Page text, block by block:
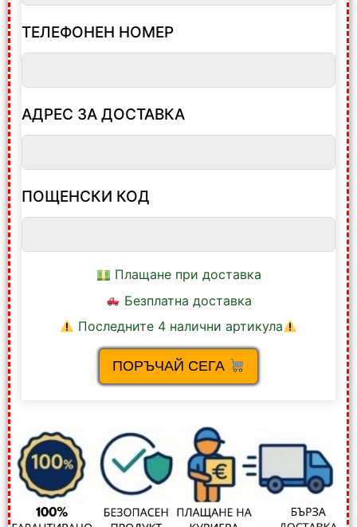
ТЕЛЕФОНЕН НОМЕР
АДРЕС ЗА ДОСТАВКА
ПОЩЕНСКИ КОД
Плащане при доставка
Безплатна доставка
Последните 4 налични артикула
ПОРЪЧАЙ СЕГА